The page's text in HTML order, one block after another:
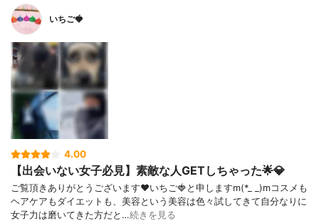
いちご🍓
4.00
【出会いない女子必見】素敵な人GETしちゃった🌟💎
ご覧頂きありがとうございます❤いちご🍓と申しますm(*_ _)mコスメも
ヘアケアもダイエットも、美容という美容は色々試してきて自分なりに
女子力は磨いてきた方だと…続きを見る